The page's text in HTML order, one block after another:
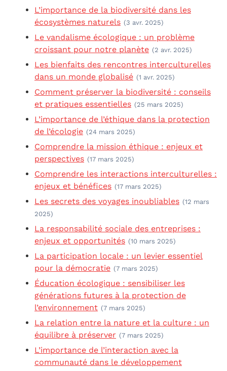
L’importance de la biodiversité dans les
écosystèmes naturels (3 avr. 2025)
Le vandalisme écologique : un problème
croissant pour notre planète (2 avr. 2025)
Les bienfaits des rencontres interculturelles
dans un monde globalisé (1 avr. 2025)
Comment préserver la biodiversité : conseils
et pratiques essentielles (25 mars 2025)
L’importance de l’éthique dans la protection
de l’écologie (24 mars 2025)
Comprendre la mission éthique : enjeux et
perspectives (17 mars 2025)
Comprendre les interactions interculturelles :
enjeux et bénéfices (17 mars 2025)
Les secrets des voyages inoubliables (12 mars
2025)
La responsabilité sociale des entreprises :
enjeux et opportunités (10 mars 2025)
La participation locale : un levier essentiel
pour la démocratie (7 mars 2025)
Éducation écologique : sensibiliser les
générations futures à la protection de
l’environnement (7 mars 2025)
La relation entre la nature et la culture : un
équilibre à préserver (7 mars 2025)
L’importance de l’interaction avec la
communauté dans le développement